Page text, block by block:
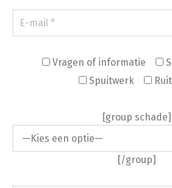
Vragen of informatie
Spuitwerk
[group schade]
[/group]